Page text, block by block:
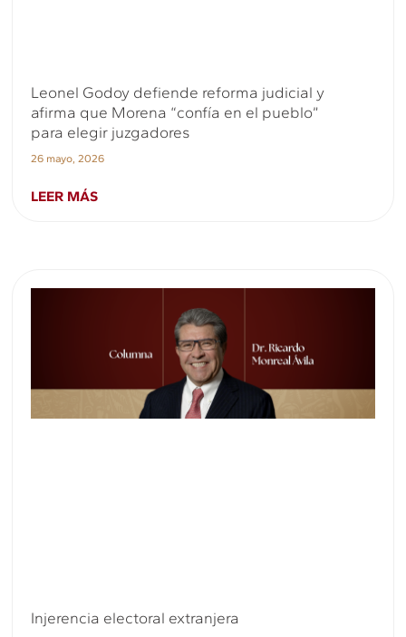
Leonel Godoy defiende reforma judicial y
afirma que Morena “confía en el pueblo”
para elegir juzgadores
26 mayo, 2026
LEER MÁS
Injerencia electoral extranjera